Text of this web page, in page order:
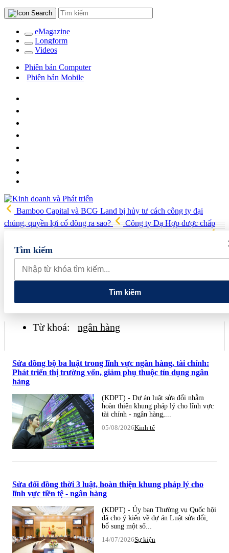
eMagazine
Longform
Videos
Phiên bản Computer
Phiên bản Mobile
Bamboo Capital và BCG Land bị hủy tư cách công ty đại
chúng, quyền lợi cổ đông ra sao?
Công ty Dạ Hợp được chấp
Gia đình Chủ tịch DIC Corp tiếp tục bị bán giải chấp hơn 8 triệu cổ
phiếu, doanh nghiệp mới hoàn thành khoảng 1/4 kế hoạch năm
Giá vàng sáng nay (7/8): Vàng SJC quay đầu giảm sâu
các cơ chế, chính sách đặc thù để thúc đẩy phát triển khu kinh tế đặc
Tìm kiếm
Tìm kiếm
Từ khoá: ngân hàng
Sửa đồng bộ ba luật trong lĩnh vực ngân hàng, tài chính:
Phát triển thị trường vốn, giảm phụ thuộc tín dụng ngân
hàng
(KDPT) - Dự án luật sửa đổi nhằm
hoàn thiện khung pháp lý cho lĩnh vực
tài chính - ngân hàng,...
05/08/2026Kinh tế
Sửa đổi đồng thời 3 luật, hoàn thiện khung pháp lý cho
lĩnh vực tiền tệ - ngân hàng
(KDPT) - Ủy ban Thường vụ Quốc hội
đã cho ý kiến về dự án Luật sửa đổi,
bổ sung một số...
14/07/2026Sự kiện